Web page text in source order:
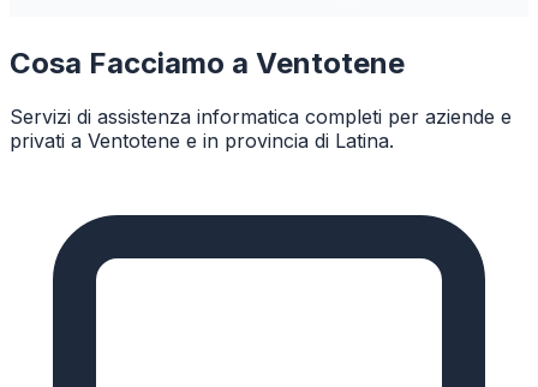
Cosa Facciamo a Ventotene
Servizi di assistenza informatica completi per aziende e
privati a Ventotene e in provincia di Latina.